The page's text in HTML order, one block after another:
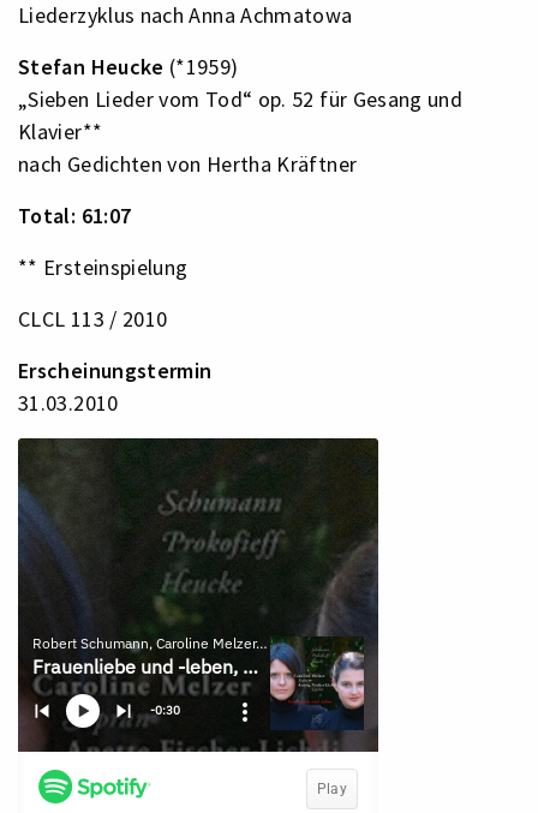
Liederzyklus nach Anna Achmatowa
Stefan Heucke (*1959)
„Sieben Lieder vom Tod“ op. 52 für Gesang und
Klavier**
nach Gedichten von Hertha Kräftner
Total: 61:07
** Ersteinspielung
CLCL 113 / 2010
Erscheinungstermin
31.03.2010